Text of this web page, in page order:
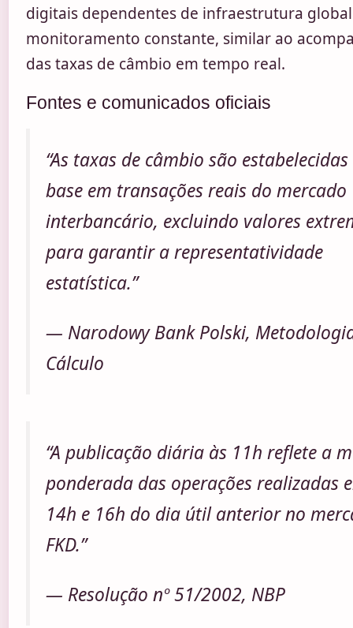
digitais dependentes de infraestrutura
monitoramento constante, similar ao
das taxas de câmbio em tempo real.
Fontes e comunicados oficiais
“As taxas de câmbio são
base em transações reais do mercado
interbancário, excluindo valores
para garantir a representatividade
estatística.”
— Narodowy Bank Polski,
Cálculo
“A publicação diária às 11h reflete a
ponderada das operações realizadas
14h e 16h do dia útil anterior no
FKD.”
— Resolução nº 51/2002, NBP